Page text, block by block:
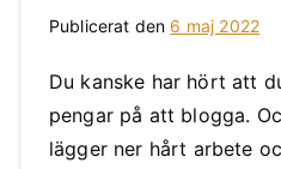
Publicerat den 6 maj 2022
Du kanske har hört att
pengar på att blogga.
lägger ner hårt arbete